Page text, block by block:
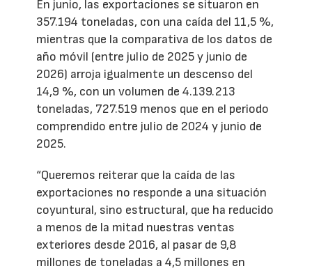
En junio, las exportaciones se situaron en
357.194 toneladas, con una caída del 11,5 %,
mientras que la comparativa de los datos de
año móvil (entre julio de 2025 y junio de
2026) arroja igualmente un descenso del
14,9 %, con un volumen de 4.139.213
toneladas, 727.519 menos que en el periodo
comprendido entre julio de 2024 y junio de
2025.
“Queremos reiterar que la caída de las
exportaciones no responde a una situación
coyuntural, sino estructural, que ha reducido
a menos de la mitad nuestras ventas
exteriores desde 2016, al pasar de 9,8
millones de toneladas a 4,5 millones en